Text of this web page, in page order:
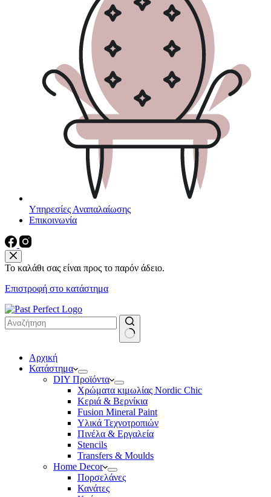
Υπηρεσίες Αναπαλαίωσης
Επικοινωνία
Το καλάθι σας είναι προς το παρόν άδειο.
Επιστροφή στο κατάστημα
results
Αρχική
Κατάστημα
DIY Προϊόντα
Χρώματα κιμωλίας Nordic Chic
Κεριά & Βερνίκια
Fusion Mineral Paint
Υλικά Τεχνοτροπιών
Πινέλα & Εργαλεία
Stencils
Transfers & Moulds
Home Decor
Πορσελάνες
Κανάτες